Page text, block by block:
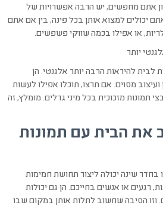
אתם מחפשים, יש הרבה אפשרויות של
יכולים למצוא אותן בכל פינה, בין אם אתם
או אפילו בכמה שווקי פשפשים.
יותר
לבית להיראות הרבה יותר אלגנטי. הן
ועיצוב מסוים. אם תרצו, תוכלו אפילו לעשות
תמונות מזכוכית בכל מיני גדלים. מומלץ, זה
את הבית עם תמונות
בחדר שינה יכולה ליצור תחושת חמימות
רגעים או אנשים בחייכם. הן גם יכולות
וזו הסיבה שחשוב לתלות אותן במקום שבו